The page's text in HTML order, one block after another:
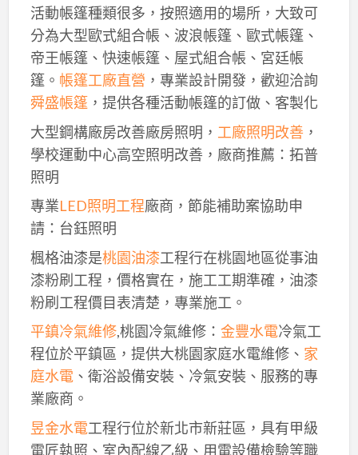
活動帳篷種類很多，按照適用的場所，大致可
分為大型歐式組合帳、波浪帳篷、歐式帳篷、
帝王帳篷、快速帳篷、屋式組合帳、宮廷帳
篷。 帳篷工廠直營 ，專業設計開發，歡迎洽詢
舜盛帳篷，提供各種活動帳篷的訂做、客製化
大型鋼構廠房改善廠房照明， 工廠照明改善，
學校運動中心高空照明改善，廠商推薦：拓普
照明
專業LED照明工程廠商，節能補助案協助申
請：台鈺照明
楓格油漆是桃園油漆工程行在桃園地區從事油
漆粉刷工程，價格實在，施工工期準確，油漆
粉刷工程價目表清楚，專業施工。
平鎮冷氣維修,桃園冷氣維修： 金豐水電冷氣工
程位於平鎮區，提供大桃園家庭水電維修、 家
庭水電、衛浴設備安裝、冷氣安裝、服務的專
業廠商。
昱金水電工程行位於新北市新莊區，具有甲級
電匠執照、室內配線乙級、用電設備檢驗等職